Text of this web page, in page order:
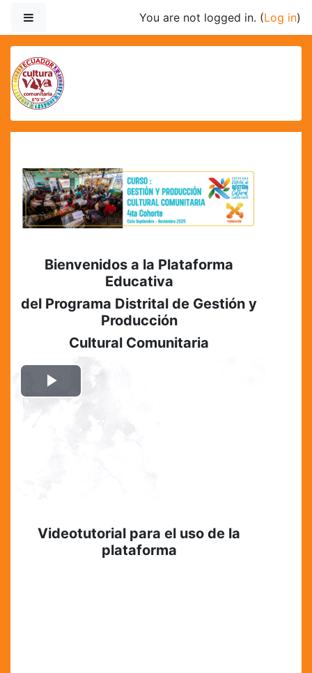
You are not logged in. (Log in)
Bienvenidos a la Plataforma
Educativa
del Programa Distrital de Gestión y
Producción
Cultural Comunitaria
Play
Videotutorial para el uso de la
plataforma